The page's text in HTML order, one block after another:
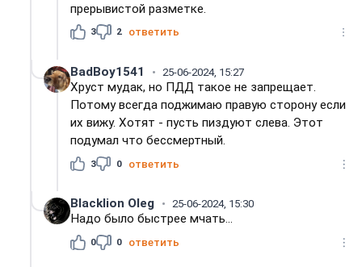
прерывистой разметке.
3 2 ответить
BadBoy1541 25-06-2024, 15:27
Хруст мудак, но ПДД такое не запрещает.
Потому всегда поджимаю правую сторону если
их вижу. Хотят - пусть пиздуют слева. Этот
подумал что бессмертный.
3 0 ответить
Blacklion Oleg 25-06-2024, 15:30
Надо было быстрее мчать...
0 0 ответить